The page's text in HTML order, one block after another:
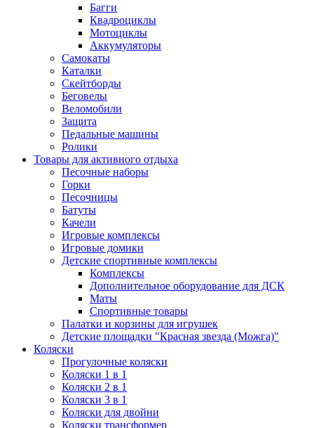
Багги
Квадроциклы
Мотоциклы
Аккумуляторы
Самокаты
Каталки
Скейтборды
Беговелы
Веломобили
Защита
Педальные машины
Ролики
Товары для активного отдыха
Песочные наборы
Горки
Песочницы
Батуты
Качели
Игровые комплексы
Игровые домики
Детские спортивные комплексы
Комплексы
Дополнительное оборудование для ДСК
Маты
Спортивные товары
Палатки и корзины для игрушек
Детские площадки "Красная звезда (Можга)"
Коляски
Прогулочные коляски
Коляски 1 в 1
Коляски 2 в 1
Коляски 3 в 1
Коляски для двойни
Коляски трансформер